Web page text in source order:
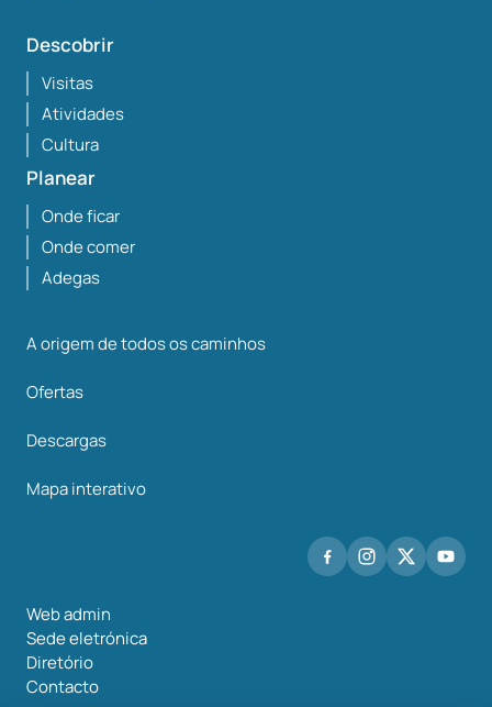
Descobrir
Visitas
Atividades
Cultura
Planear
Onde ficar
Onde comer
Adegas
A origem de todos os caminhos
Ofertas
Descargas
Mapa interativo
Web admin
Sede eletrónica
Diretório
Contacto